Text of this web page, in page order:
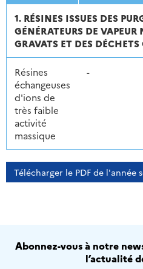
1. RÉSINES ISSUES DES
GÉNÉRATEURS DE
GRAVATS ET DES
Résines
échangeuses
d'ions de
très faible
activité
massique
-
Télécharger le PDF de l'année
Abonnez-vous à notre
l’actualité